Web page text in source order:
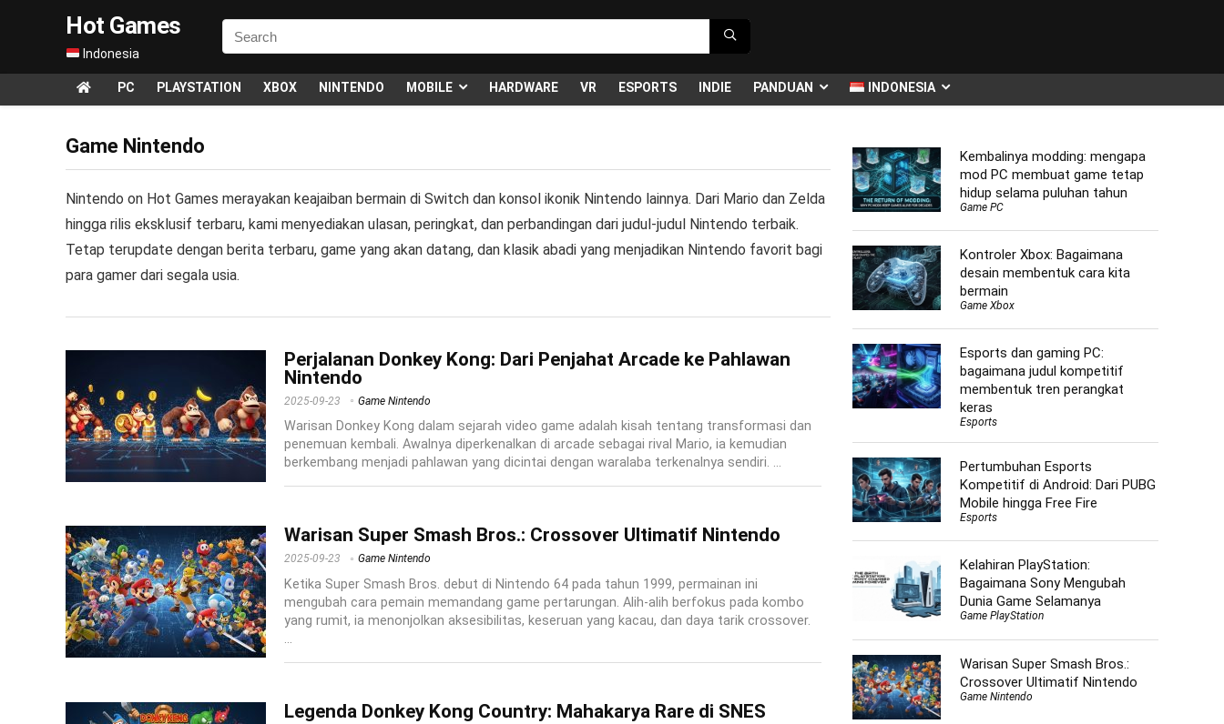
Hot Games
Indonesia
PC PLAYSTATION XBOX NINTENDO MOBILE HARDWARE VR ESPORTS INDIE PANDUAN INDONESIA
Game Nintendo
Nintendo on Hot Games merayakan keajaiban bermain di Switch dan konsol ikonik Nintendo lainnya. Dari Mario dan Zelda
hingga rilis eksklusif terbaru, kami menyediakan ulasan, peringkat, dan perbandingan dari judul-judul Nintendo terbaik.
Tetap terupdate dengan berita terbaru, game yang akan datang, dan klasik abadi yang menjadikan Nintendo favorit bagi
para gamer dari segala usia.
Perjalanan Donkey Kong: Dari Penjahat Arcade ke Pahlawan
Nintendo
2025-09-23 Game Nintendo
Warisan Donkey Kong dalam sejarah video game adalah kisah tentang transformasi dan
penemuan kembali. Awalnya diperkenalkan di arcade sebagai rival Mario, ia kemudian
berkembang menjadi pahlawan yang dicintai dengan waralaba terkenalnya sendiri. ...
Warisan Super Smash Bros.: Crossover Ultimatif Nintendo
2025-09-23 Game Nintendo
Ketika Super Smash Bros. debut di Nintendo 64 pada tahun 1999, permainan ini
mengubah cara pemain memandang game pertarungan. Alih-alih berfokus pada kombo
yang rumit, ia menonjolkan aksesibilitas, keseruan yang kacau, dan daya tarik crossover.
...
Legenda Donkey Kong Country: Mahakarya Rare di SNES
Kembalinya modding: mengapa
mod PC membuat game tetap
hidup selama puluhan tahun
Game PC
Kontroler Xbox: Bagaimana
desain membentuk cara kita
bermain
Game Xbox
Esports dan gaming PC:
bagaimana judul kompetitif
membentuk tren perangkat
keras
Esports
Pertumbuhan Esports
Kompetitif di Android: Dari PUBG
Mobile hingga Free Fire
Esports
Kelahiran PlayStation:
Bagaimana Sony Mengubah
Dunia Game Selamanya
Game PlayStation
Warisan Super Smash Bros.:
Crossover Ultimatif Nintendo
Game Nintendo